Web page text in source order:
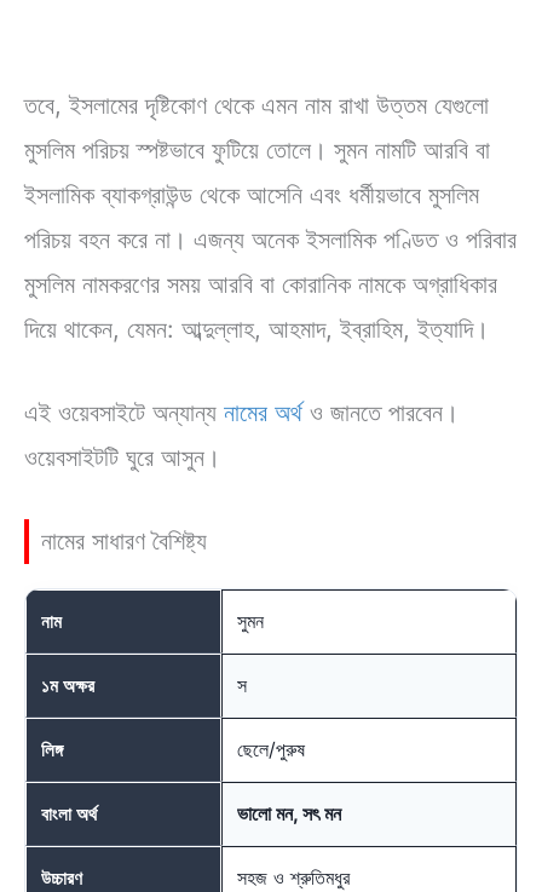
তবে, ইসলামের দৃষ্টিকোণ থেকে এমন নাম রাখা উত্তম যেগুলো
মুসলিম পরিচয় স্পষ্টভাবে ফুটিয়ে তোলে। সুমন নামটি আরবি বা
ইসলামিক ব্যাকগ্রাউন্ড থেকে আসেনি এবং ধর্মীয়ভাবে মুসলিম
পরিচয় বহন করে না। এজন্য অনেক ইসলামিক পণ্ডিত ও পরিবার
মুসলিম নামকরণের সময় আরবি বা কোরানিক নামকে অগ্রাধিকার
দিয়ে থাকেন, যেমন: আব্দুল্লাহ, আহমাদ, ইব্রাহিম, ইত্যাদি।
এই ওয়েবসাইটে অন্যান্য নামের অর্থও জানতে পারবেন।
ওয়েবসাইটটি ঘুরে আসুন।
নামের সাধারণ বৈশিষ্ট্য
নাম সুমন
১ম অক্ষর স
লিঙ্গ ছেলে/পুরুষ
বাংলা অর্থ ভালো মন, সৎ মন
উচ্চারণ সহজ ও শ্রুতিমধুর